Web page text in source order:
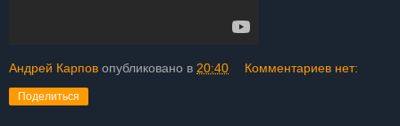
Андрей Карпов опубликовано в 20:40 Комментариев нет:
Поделиться